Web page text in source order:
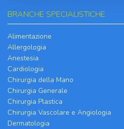
BRANCHE SPECIALISTICHE
Alimentazione
Allergologia
Anestesia
Cardiologia
Chirurgia della Mano
Chirurgia Generale
Chirurgia Plastica
Chirurgia Vascolare e Angiologia
Dermatologia